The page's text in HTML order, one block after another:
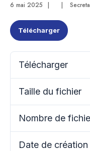
6 mai 2025 | |
Télécharger
Télécharger
Taille du fichier
Nombre de
Date de création